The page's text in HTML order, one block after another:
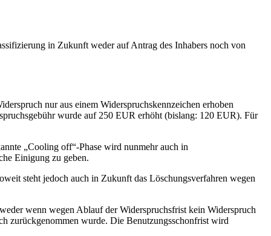
in Zukunft weder auf Antrag des Inhabers noch von
nur aus einem Widerspruchskennzeichen erhoben
wurde auf 250 EUR erhöht (bislang: 120 EUR). Für
„Cooling off“-Phase wird nunmehr auch in
Einigung zu geben.
steht jedoch auch in Zukunft das Löschungsverfahren wegen
wenn wegen Ablauf der Widerspruchsfrist kein Widerspruch
zurückgenommen wurde. Die Benutzungsschonfrist wird